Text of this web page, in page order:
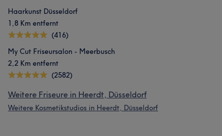
Haarkunst Düsseldorf
1,8 Km entfernt
(416)
My Cut Friseursalon - Meerbusch
2,2 Km entfernt
(2582)
Weitere Friseure in Heerdt, Düsseldorf
Weitere Kosmetikstudios in Heerdt, Düsseldorf